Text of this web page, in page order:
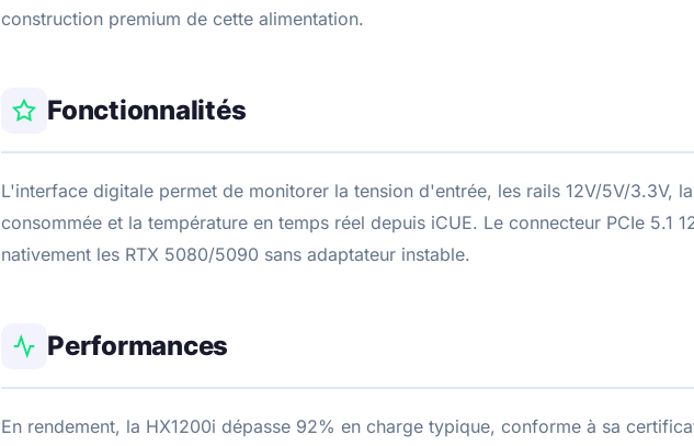
construction premium de cette alimentation.
Fonctionnalités
L'interface digitale permet de monitorer la tension d'entrée, les rails 12V/5V/3.3V,
consommée et la température en temps réel depuis iCUE. Le connecteur PCIe 5.1
nativement les RTX 5080/5090 sans adaptateur instable.
Performances
En rendement, la HX1200i dépasse 92% en charge typique, conforme à sa